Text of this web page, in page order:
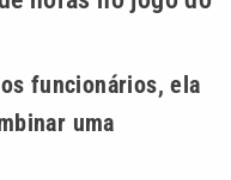
funcionários, ela
uma